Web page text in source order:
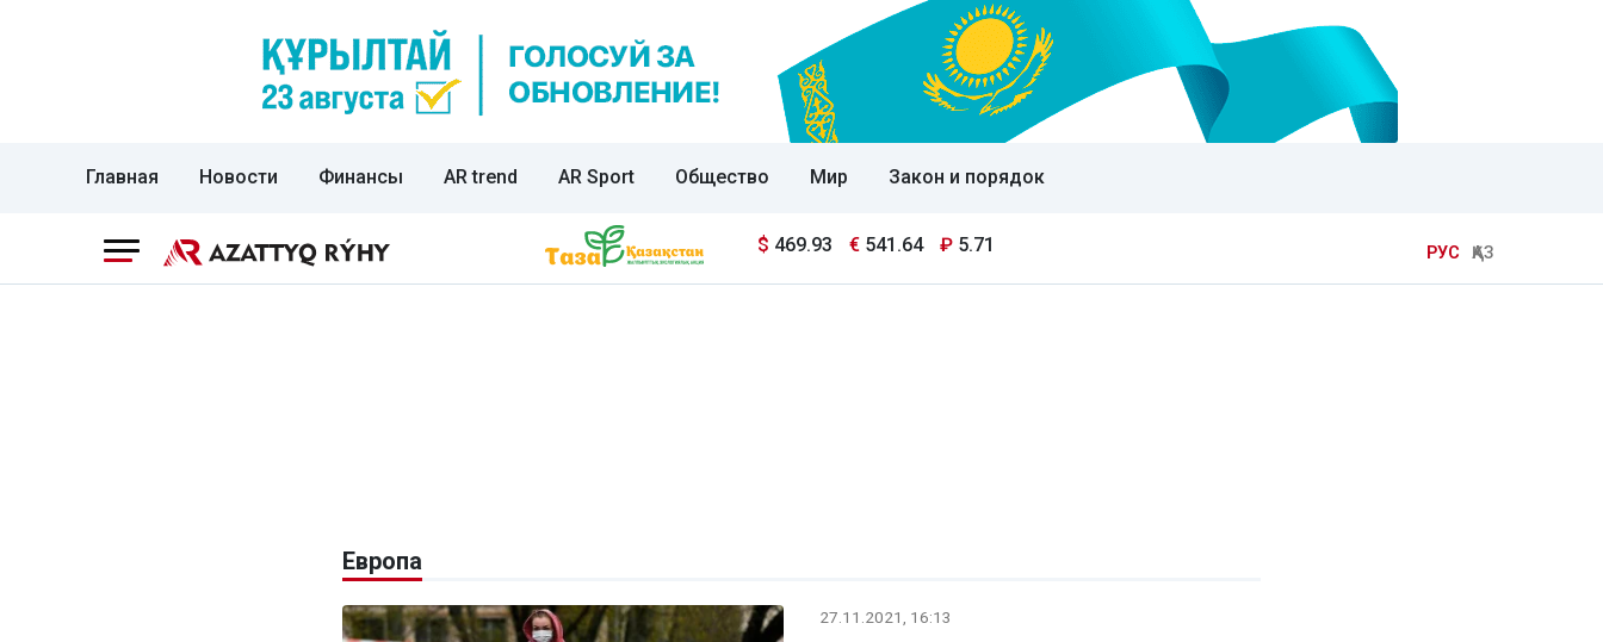
Главная Новости Финансы AR trend AR Sport Общество Мир Закон и порядок
$ 469.93 € 541.64 ₽ 5.71 РУС ҚАЗ
Европа
27.11.2021, 16:13